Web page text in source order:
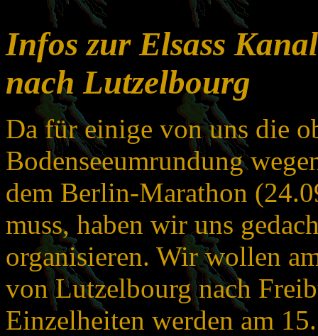
Infos zur Elsass
nach Lutzelbourg
Da für einige von uns die
Bodenseeumrundung
dem Berlin-Marathon
muss, haben wir uns
organisieren. Wir wollen
von Lutzelbourg nach
Einzelheiten werden am